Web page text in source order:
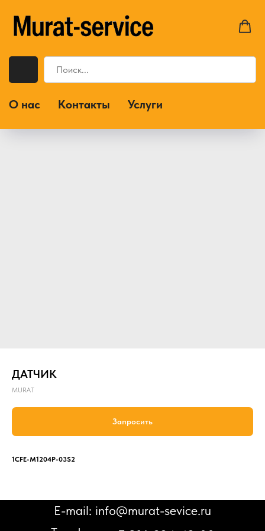
О нас Контакты Услуги
ДАТЧИК
MURAT
Запросить
1CFE-M1204P-03S2
E-mail: info@murat-sevice.ru